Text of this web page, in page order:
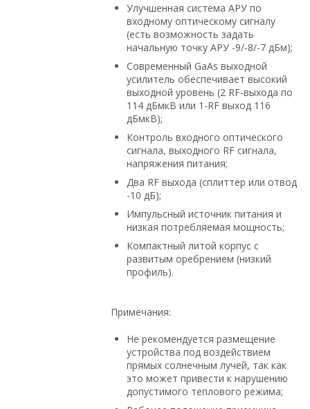
Улучшенная система АРУ по
входному оптическому сигналу
(есть возможность задать
начальную точку АРУ -9/-8/-7 дБм);
Современный GaAs выходной
усилитель обеспечивает высокий
выходной уровень (2 RF-выхода по
114 дБмкВ или 1-RF выход 116
дБмкВ);
Контроль входного оптического
сигнала, выходного RF сигнала,
напряжения питания;
Два RF выхода (сплиттер или отвод
-10 дБ);
Импульсный источник питания и
низкая потребляемая мощность;
Компактный литой корпус с
развитым оребрением (низкий
профиль).
Примечания:
Не рекомендуется размещение
устройства под воздействием
прямых солнечным лучей, так как
это может привести к нарушению
допустимого теплового режима;